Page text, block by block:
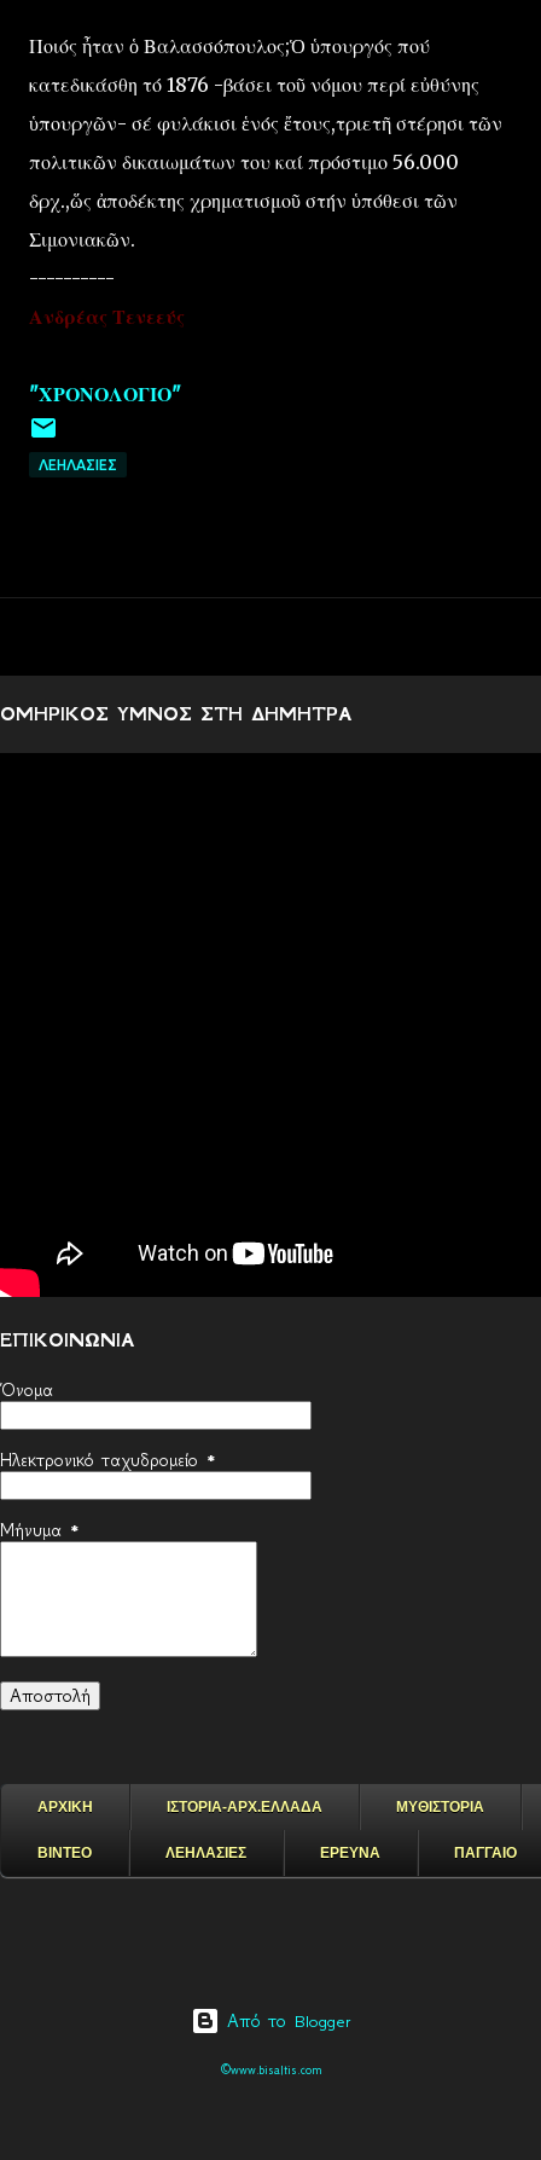
Ποιός ἦταν ὁ Βαλασσόπουλος;Ὁ ὑπουργός πού
κατεδικάσθη τό 1876 -βάσει τοῦ νόμου περί εὐθύνης
ὑπουργῶν- σέ φυλάκισι ἑνός ἔτους,τριετῆ στέρησι τῶν
πολιτικῶν δικαιωμάτων του καί πρόστιμο 56.000
δρχ.,ὥς ἀποδέκτης χρηματισμοῦ στήν ὑπόθεσι τῶν
Σιμονιακῶν.
----------
Ανδρέας Τενεεύς
"ΧΡΟΝΟΛΟΓΙΟ"
ΛΕΗΛΑΣΙΕΣ
ΟΜΗΡΙΚΟΣ ΥΜΝΟΣ ΣΤΗ ΔΗΜΗΤΡΑ
ΕΠΙΚΟΙΝΩΝΙΑ
Όνομα
Ηλεκτρονικό ταχυδρομείο *
Μήνυμα *
ΑΡΧΙΚΗ ΙΣΤΟΡΙΑ-ΑΡΧ.ΕΛΛΑΔΑ ΜΥΘΙΣΤΟΡΙΑ
ΒΙΝΤΕΟ ΛΕΗΛΑΣΙΕΣ ΕΡΕΥΝΑ ΠΑΓΓΑΙΟ
Από το Blogger
©www.bisaltis.com